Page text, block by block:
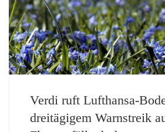
Verdi ruft Lufthansa-
dreitägigem Warnstreik